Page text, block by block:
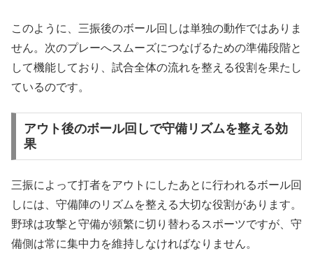
このように、三振後のボール回しは単独の動作ではありま
せん。次のプレーへスムーズにつなげるための準備段階と
して機能しており、試合全体の流れを整える役割を果たし
ているのです。
アウト後のボール回しで守備リズムを整える効
果
三振によって打者をアウトにしたあとに行われるボール回
しには、守備陣のリズムを整える大切な役割があります。
野球は攻撃と守備が頻繁に切り替わるスポーツですが、守
備側は常に集中力を維持しなければなりません。